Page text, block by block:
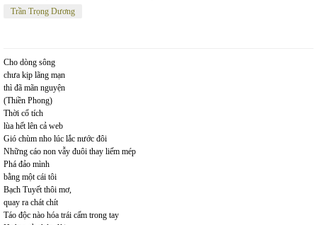
Trần Trọng Dương
Cho dòng sông
chưa kịp lãng mạn
thì đã mãn nguyện
(Thiền Phong)
Thời cổ tích
lùa hết lên cả web
Gió chùm nho lúc lắc nước đôi
Những cáo non vẫy đuôi thay liếm mép
Phá đảo mình
bằng một cái tôi
Bạch Tuyết thôi mơ,
quay ra chát chít
Táo độc nào hóa trái cấm trong tay